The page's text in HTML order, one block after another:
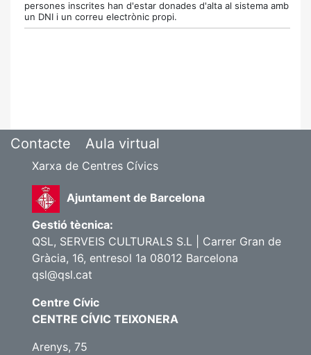
persones inscrites han d'estar donades d'alta al sistema amb
un DNI i un correu electrònic propi.
Contacte Aula virtual
Xarxa de Centres Cívics
Ajuntament de Barcelona
Gestió tècnica:
QSL, SERVEIS CULTURALS S.L | Carrer Gran de
Gràcia, 16, entresol 1a 08012 Barcelona
qsl@qsl.cat
Centre Cívic
CENTRE CÍVIC TEIXONERA
Arenys, 75